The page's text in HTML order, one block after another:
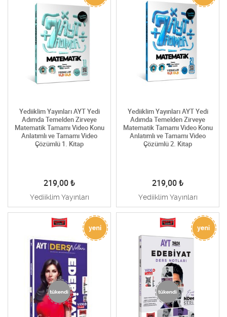
Yediiklim Yayınları AYT Yedi
Adımda Temelden Zirveye
Matematik Tamamı Video Konu
Anlatımlı ve Tamamı Video
Çözümlü 1. Kitap
219,00 ₺
Yediiklim Yayınları
Yediiklim Yayınları AYT Yedi
Adımda Temelden Zirveye
Matematik Tamamı Video Konu
Anlatımlı ve Tamamı Video
Çözümlü 2. Kitap
219,00 ₺
Yediiklim Yayınları